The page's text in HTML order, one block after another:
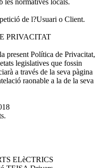
de l?Usuari o Client.
PRIVACITAT
present Política de Privacitat,
legislatives que fossin
a través de la seva pàgina
raonable a la de la seva
ELèCTRICS